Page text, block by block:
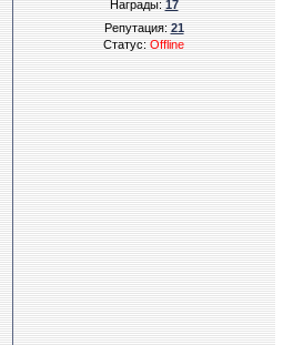
Награды:17
Репутация:21
Статус:Offline